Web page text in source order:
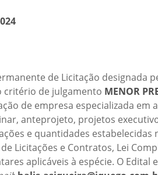
de Licitação designada
critério de julgamento MENOR
de empresa especializada em
anteprojeto, projetos
e quantidades estabelecidas
Licitações e Contratos, Lei
aplicáveis à espécie. O Edital